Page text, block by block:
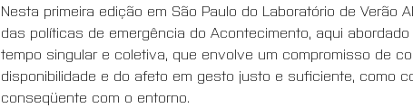
Nesta primeira edição em São Paulo do Laboratório de
das políticas de emergência do Acontecimento, aqui
tempo singular e coletiva, que envolve um compromisso de
disponibilidade e do afeto em gesto justo e suficiente, como
conseqüente com o entorno.